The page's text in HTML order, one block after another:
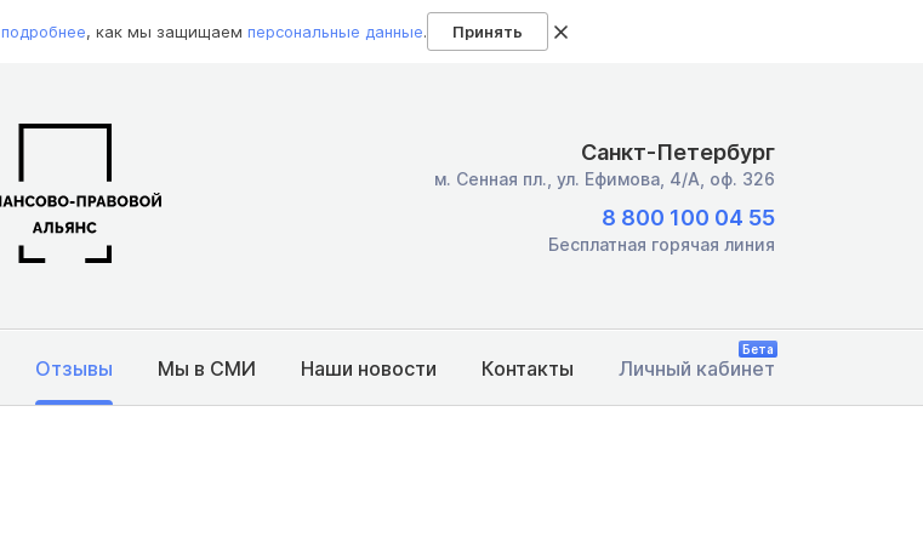
подробнее, как мы защищаем персональные данные. Принять
Санкт-Петербург
м. Сенная пл., ул. Ефимова, 4/А, оф. 326
8 800 100 04 55
Бесплатная горячая линия
Отзывы Мы в СМИ Наши новости Контакты Личный кабинет
Бета